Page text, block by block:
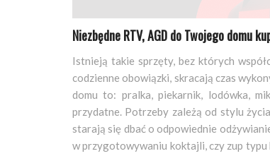
Niezbędne RTV, AGD do Twojego domu
Istnieją takie sprzęty, bez których
codzienne obowiązki, skracają czas
domu to: pralka, piekarnik, lodówka,
przydatne. Potrzeby zależą od stylu
starają się dbać o odpowiednie
w przygotowywaniu koktajli, czy zup typu